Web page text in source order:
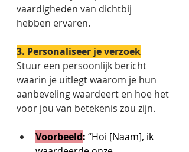
vaardigheden van dichtbij
hebben ervaren.
3. Personaliseer je verzoek
Stuur een persoonlijk bericht
waarin je uitlegt waarom je hun
aanbeveling waardeert en hoe het
voor jou van betekenis zou zijn.
Voorbeeld: “Hoi [Naam], ik